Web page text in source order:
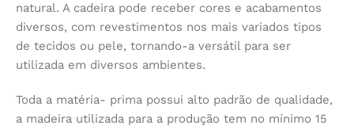
natural. A cadeira pode receber cores e acabamentos
diversos, com revestimentos nos mais variados tipos
de tecidos ou pele, tornando-a versátil para ser
utilizada em diversos ambientes.
Toda a matéria- prima possui alto padrão de qualidade,
a madeira utilizada para a produção tem no mínimo 15